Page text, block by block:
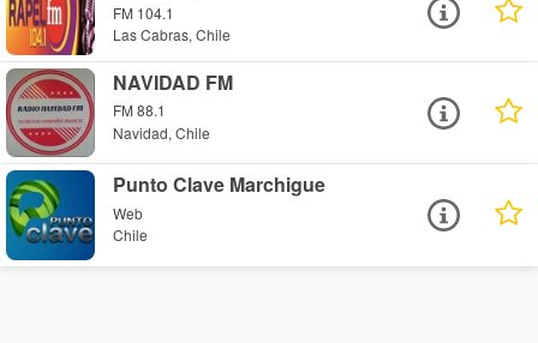
FM 104.1
Las Cabras, Chile
NAVIDAD FM
FM 88.1
Navidad, Chile
Punto Clave Marchigue
Web
Chile